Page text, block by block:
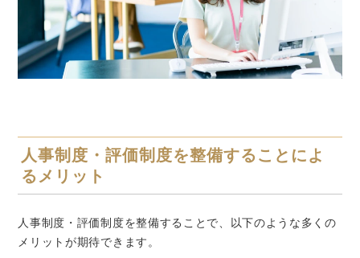
人事制度・評価制度を整備することによ
るメリット
人事制度・評価制度を整備することで、以下のような多くの
メリットが期待できます。